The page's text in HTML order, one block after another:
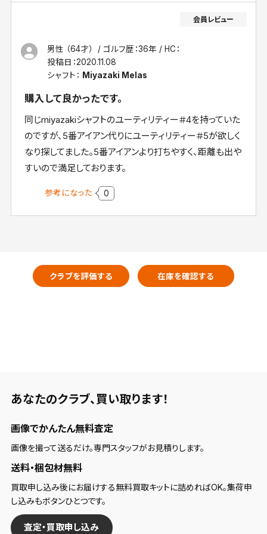
男性 （64才） ゴルフ歴：36年
HC：
投稿日：2020.11.08
シャフト： Miyazaki Melas
購入して良かったです。
同じmiyazakiシャフトのユーティリティー＃4を持っていた
のですが、5番アイアン代りにユーティリティー＃5が欲しく
なり探してました。5番アイアンより打ちやすく、距離も出や
すいので満足しております。
参考になった 0
クラブを評価する 在庫を確認する
あなたのクラブ、 買い取ります！
画像でかんたん無料査定
画像を撮って送るだけ。専門スタッフがお見積りします。
送料・梱包材無料
買取申し込み後にお届けする無料買取キットに詰めればOK。集荷申
し込みもボタンひとつです。
査定・買取申し込み